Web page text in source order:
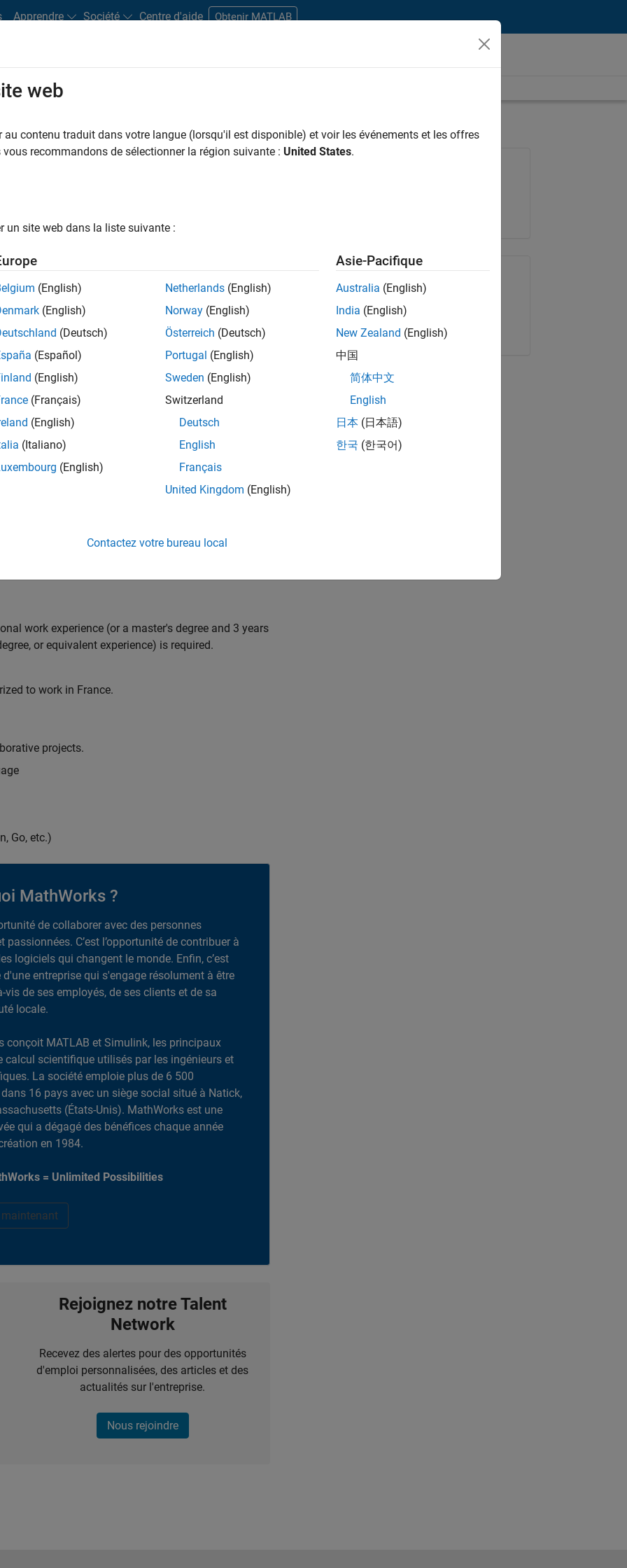
Apprendre Société Centre d'aide Obtenir MATLAB
bureaux Étudiants et carrières
Do you enjoy solving challenging problems
development to design and develop new test
suites, and conduct hands-on testing to improve
team from start to finish by influencing
and testability thereby ensuring high quality
developers throughout the design phase
automation
and effectiveness (Coverage, Code completeness)
work experience (or a master's degree and 3 years
or equivalent experience) is required.
to work in France.
projects.
Go, etc.)
MathWorks ?
de collaborer avec des personnes
passionnées. C’est l’opportunité de contribuer à
logiciels qui changent le monde. Enfin, c’est
entreprise qui s'engage résolument à être
vis de ses employés, de ses clients et de sa
locale.
conçoit MATLAB et Simulink, les principaux
calcul scientifique utilisés par les ingénieurs et
La société emploie plus de 6 500
16 pays avec un siège social situé à Natick,
(États-Unis). MathWorks est une
qui a dégagé des bénéfices chaque année
en 1984.
= Unlimited Possibilities
Rejoignez notre Talent
Network
Recevez des alertes pour des opportunités
d'emploi personnalisées, des articles et des
actualités sur l'entreprise.
Nous rejoindre
Partager le poste
Copier le lien E-mail
web
au contenu traduit dans votre langue (lorsqu'il est disponible) et voir les événements et les offres
vous recommandons de sélectionner la région suivante : United States.
un site web dans la liste suivante :
(English)
(English)
(Deutsch)
(Español)
(English)
(Français)
(English)
(Italiano)
(English)
Netherlands (English)
Norway (English)
Österreich (Deutsch)
Portugal (English)
Sweden (English)
Switzerland
Deutsch
English
Français
United Kingdom (English)
Asie-Pacifique
Australia (English)
India (English)
New Zealand (English)
中国
简体中文
English
日本 (日本語)
한국 (한국어)
Contactez votre bureau local